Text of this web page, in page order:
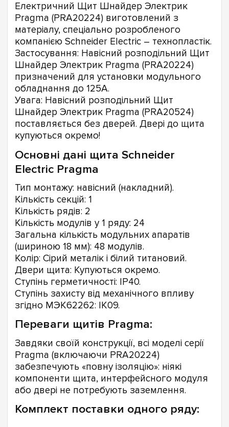
Електричний Щит Шнайдер Электрик
Pragma (PRA20224) виготовлений з
матеріалу, спеціально розробленого
компанією Schneider Electric – технопластік.
Застосування: Навісний розподільний Щит
Шнайдер Электрик Pragma (PRA20224)
призначений для установки модульного
обладнання до 125А.
Увага: Навісний розподільний Щит
Шнайдер Электрик Pragma (PRA20524)
поставляється без дверей. Двері до щита
купуються окремо!
Основні дані щита Schneider
Electric Pragma
Тип монтажу: навісний (накладний).
Кількість секцій: 1
Кількість рядів: 2
Кількість модулів у 1 ряду: 24
Загальна кількість модульних апаратів
(шириною 18 мм): 48 модулів.
Колір: Сірий металік і білий титановий.
Двери щита: Купуються окремо.
Ступінь герметичності: IP40.
Ступінь захисту від механічного впливу
згідно МЭК62262: IK09.
Переваги щитів Pragma:
Завдяки своїй конструкції, всі моделі серії
Pragma (включаючи PRA20224)
забезпечують «повну ізоляцію»: ніякі
компоненти щита, интерфейсного модуля
або двері не потребують заземлення.
Комплект поставки одного ряду: